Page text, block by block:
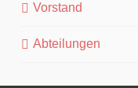
Vorstand
Abteilungen